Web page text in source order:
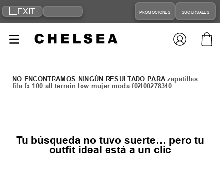
PROMOCIONES SUCURSALES
zapatillas-
fila-fx-100-all-terrain-low-mujer-moda-f02l00278340
Tu búsqueda no tuvo suerte… pero tu
outfit ideal está a un clic